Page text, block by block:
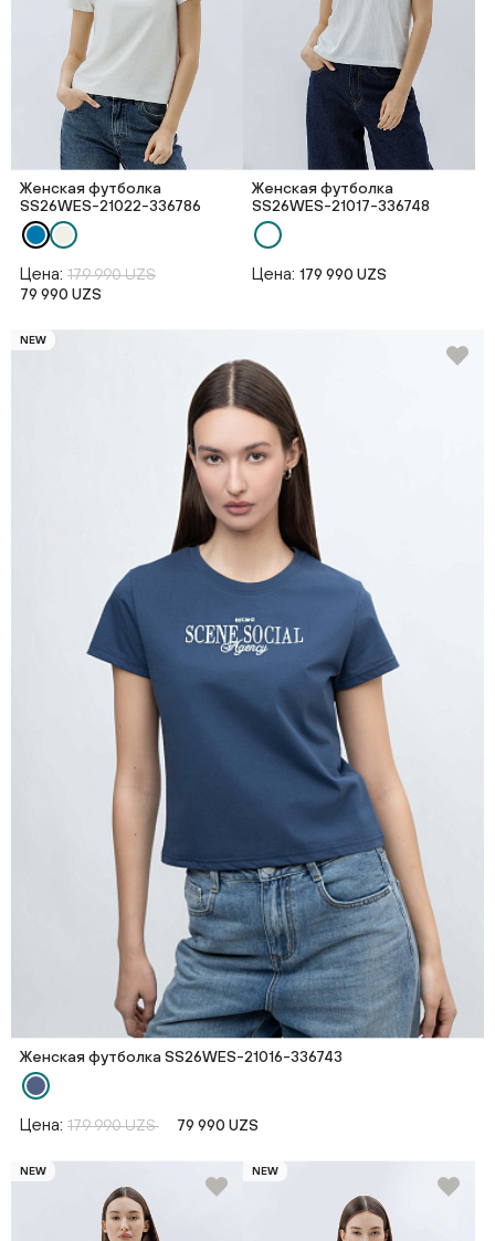
Женская футболка
SS26WES-21022-336786
Цена: 179 990 UZS
79 990 UZS
Женская футболка
SS26WES-21017-336748
Цена: 179 990 UZS
NEW
Женская футболка SS26WES-21016-336743
Цена: 179 990 UZS 79 990 UZS
NEW NEW